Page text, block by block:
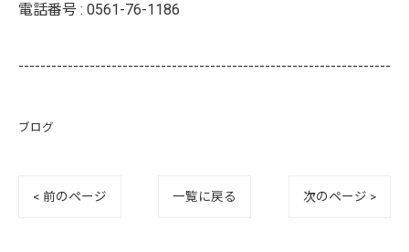
電話番号 : 0561-76-1186
--------------------------------------------------------------------
ブログ
< 前のページ 一覧に戻る 次のページ >